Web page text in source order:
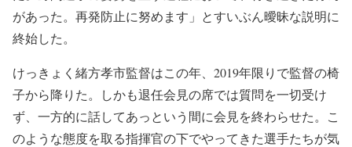
があった。再発防止に努めます」とすいぶん曖昧な説明に
終始した。
けっきょく緒方孝市監督はこの年、2019年限りで監督の椅
子から降りた。しかも退任会見の席では質問を一切受け
ず、一方的に話してあっという間に会見を終わらせた。こ
のような態度を取る指揮官の下でやってきた選手たちが気